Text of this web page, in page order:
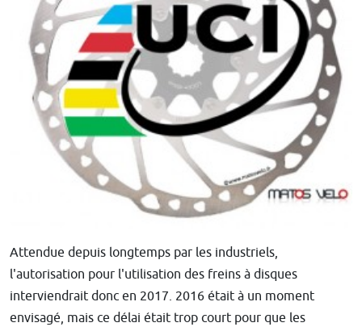
Attendue depuis longtemps par les industriels,
l'autorisation pour l'utilisation des freins à disques
interviendrait donc en 2017. 2016 était à un moment
envisagé, mais ce délai était trop court pour que les